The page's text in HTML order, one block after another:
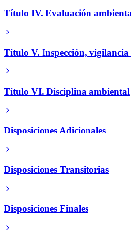
Título IV. Evaluación
Título V. Inspección,
Título VI. Disciplina ambiental
Disposiciones Adicionales
Disposiciones Transitorias
Disposiciones Finales